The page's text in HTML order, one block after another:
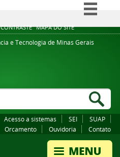
MAPA DO SITE
Simplifique!
Comunica BR
Legislação
e Tecnologia de Minas Gerais
Acesso a sistemas SEI
SUAP
Orcamento Ouvidoria Contato